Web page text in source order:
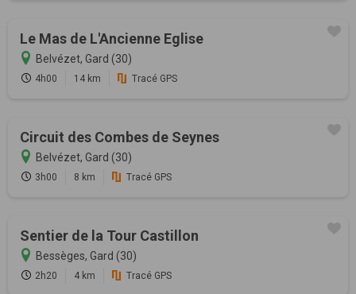
Le Mas de L'Ancienne Eglise
Belvézet, Gard (30)
4h00 14 km Tracé GPS
Circuit des Combes de Seynes
Belvézet, Gard (30)
3h00 8 km Tracé GPS
Sentier de la Tour Castillon
Bessèges, Gard (30)
2h20 4 km Tracé GPS